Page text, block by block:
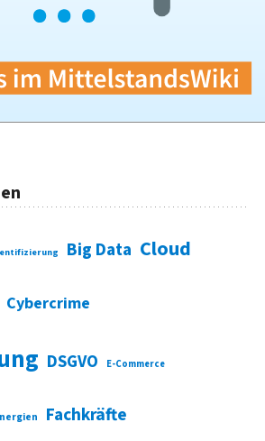
Big Data Cloud
Cybercrime
DSGVO E-Commerce
Fachkräfte